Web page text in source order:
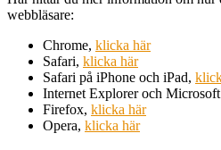
webbläsare:
Chrome, klicka här
Safari, klicka här
Safari på iPhone och iPad,
Internet Explorer och
Firefox, klicka här
Opera, klicka här